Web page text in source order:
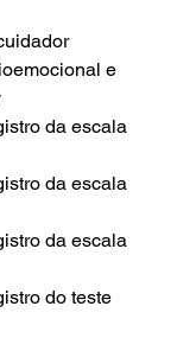
e
da escala
da escala
da escala
do teste